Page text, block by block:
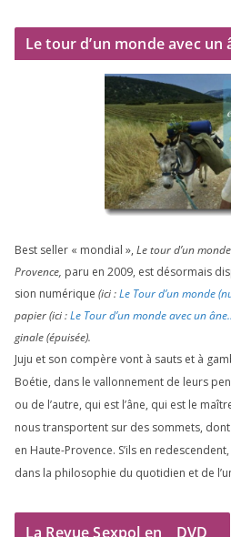
Le tour d’un monde avec un
Best sel­ler « mon­dial », Le tour d’un
Provence, paru en 2009, est désor­mais
sion numé­rique (ici :Le Tour d’un monde
papier (ici :Le Tour d’un monde avec un
gi­nale (épui­sée).
Juju et son com­père vont à sauts et à
Boétie, dans le val­lon­ne­ment de leurs
ou de l’autre, qui est l’âne, qui est le
nous trans­portent sur des som­mets,
en Haute-Provence. S’ils en
dans la phi­lo­so­phie du quo­ti­dien et de
La Revue Sexpol en DVD